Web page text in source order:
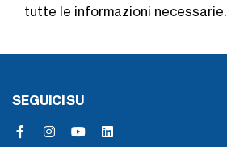
tutte le informazioni necessarie.
SEGUICI SU